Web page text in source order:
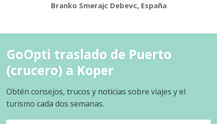
Branko Smerajc Debevc, España
GoOpti traslado de Puerto
(crucero) a Koper
Obtén consejos, trucos y noticias sobre viajes y el
turismo cada dos semanas.